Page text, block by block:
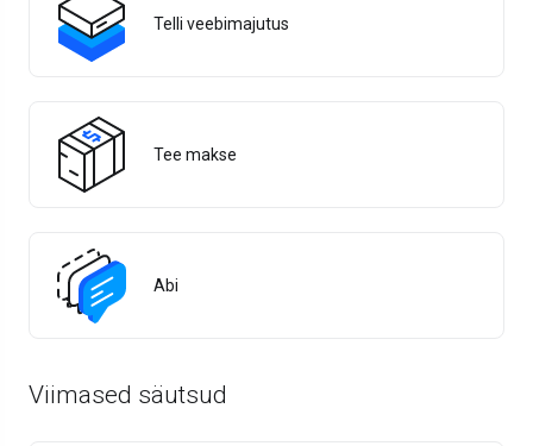
Telli veebimajutus
Tee makse
Abi
Viimased säutsud